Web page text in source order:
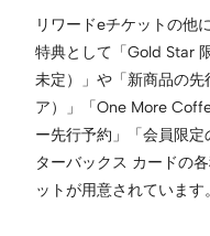
リワードeチケットの他
特典として「Gold Star
未定）」や「新商品の
ア）」「One More
ー先行予約」「会員限
ターバックス カードの
ットが用意されています。